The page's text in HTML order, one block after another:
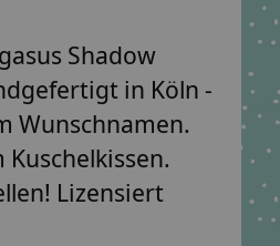
Shadow
in Köln -
Wunschnamen.
Lizensiert